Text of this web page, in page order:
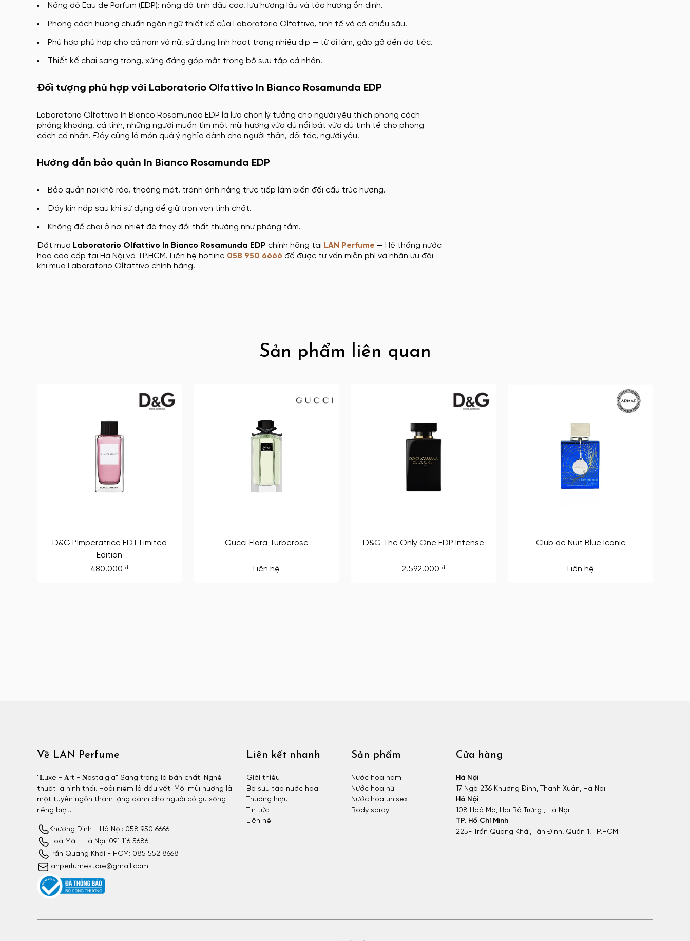
Nồng độ Eau de Parfum (EDP): nồng độ tinh dầu cao, lưu hương lâu và tỏa hương ổn định.
Phong cách hương chuẩn ngôn ngữ thiết kế của Laboratorio Olfattivo, tinh tế và có chiều sâu.
Phù hợp phù hợp cho cả nam và nữ, sử dụng linh hoạt trong nhiều dịp — từ đi làm, gặp gỡ đến dạ tiệc.
Thiết kế chai sang trọng, xứng đáng góp mặt trong bộ sưu tập cá nhân.
Đối tượng phù hợp với Laboratorio Olfattivo In Bianco Rosamunda EDP
Laboratorio Olfattivo In Bianco Rosamunda EDP là lựa chọn lý tưởng cho người yêu thích phong cách
phóng khoáng, cá tính, những người muốn tìm một mùi hương vừa đủ nổi bật vừa đủ tinh tế cho phong
cách cá nhân. Đây cũng là món quà ý nghĩa dành cho người thân, đối tác, người yêu.
Hướng dẫn bảo quản In Bianco Rosamunda EDP
Bảo quản nơi khô ráo, thoáng mát, tránh ánh nắng trực tiếp làm biến đổi cấu trúc hương.
Đậy kín nắp sau khi sử dụng để giữ trọn vẹn tinh chất.
Không để chai ở nơi nhiệt độ thay đổi thất thường như phòng tắm.
Đặt mua Laboratorio Olfattivo In Bianco Rosamunda EDP chính hãng tại LAN Perfume — Hệ thống nước
hoa cao cấp tại Hà Nội và TP.HCM. Liên hệ hotline 058 950 6666 để được tư vấn miễn phí và nhận ưu đãi
khi mua Laboratorio Olfattivo chính hãng.
Sản phẩm liên quan
D&G L’Imperatrice EDT Limited
Edition
480.000 ₫
Gucci Flora Turberose
Liên hệ
D&G The Only One EDP Intense
2.592.000 ₫
Club de Nuit Blue Iconic
Liên hệ
Về LAN Perfume
"𝐋uxe - 𝐀rt - 𝐍ostalgia" Sang trọng là bản chất. Nghệ
thuật là hình thái. Hoài niệm là dấu vết. Mỗi mùi hương là
một tuyên ngôn thầm lặng dành cho người có gu sống
riêng biệt.
Khương Đình - Hà Nội: 058 950 6666
Hoà Mã - Hà Nội: 091 116 5686
Trần Quang Khải - HCM: 085 552 8668
lanperfumestore@gmail.com
Liên kết nhanh
Giới thiệu
Bộ sưu tập nước hoa
Thương hiệu
Tin tức
Liên hệ
Sản phẩm
Nước hoa nam
Nước hoa nữ
Nước hoa unisex
Body spray
Cửa hàng
Hà Nội
17 Ngõ 236 Khương Đình, Thanh Xuân, Hà Nội
Hà Nội
108 Hoà Mã, Hai Bà Trưng , Hà Nội
TP. Hồ Chí Minh
225F Trần Quang Khải, Tân Định, Quận 1, TP.HCM